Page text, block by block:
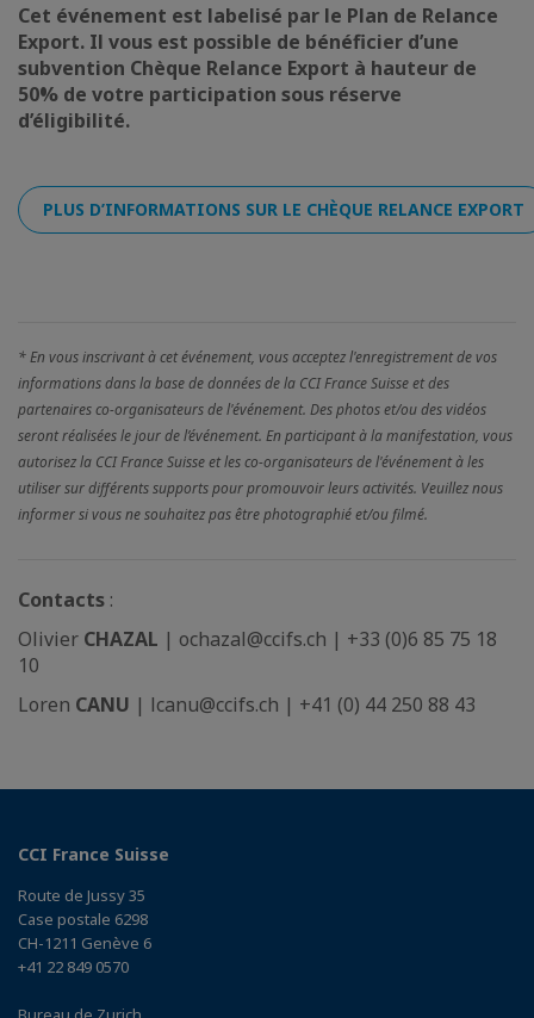
Cet événement est labelisé par le Plan de Relance
Export. Il vous est possible de bénéficier d’une
subvention Chèque Relance Export à hauteur de
50% de votre participation sous réserve
d’éligibilité.
PLUS D’INFORMATIONS SUR LE CHÈQUE RELANCE EXPORT
* En vous inscrivant à cet événement, vous acceptez l'enregistrement de vos
informations dans la base de données de la CCI France Suisse et des
partenaires co-organisateurs de l'événement. Des photos et/ou des vidéos
seront réalisées le jour de l’événement. En participant à la manifestation, vous
autorisez la CCI France Suisse et les co-organisateurs de l'événement à les
utiliser sur différents supports pour promouvoir leurs activités. Veuillez nous
informer si vous ne souhaitez pas être photographié et/ou filmé.
Contacts :
Olivier CHAZAL | ochazal@ccifs.ch | +33 (0)6 85 75 18
10
Loren CANU | lcanu@ccifs.ch | +41 (0) 44 250 88 43
CCI France Suisse
Route de Jussy 35
Case postale 6298
CH-1211 Genève 6
+41 22 849 0570